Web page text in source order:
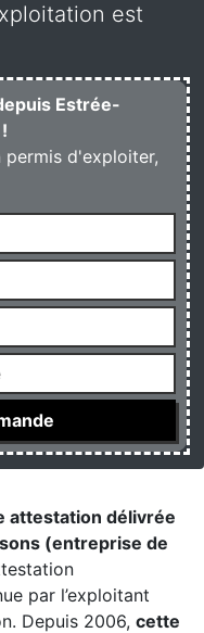
est
Estrée-
d'exploiter,
attestation délivrée
(entreprise de
par l’exploitant
Depuis 2006, cette